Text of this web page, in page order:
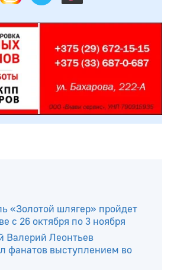
«Золотой шлягер» пройдет
с 26 октября по 3 ноября
Валерий Леонтьев
фанатов выступлением во